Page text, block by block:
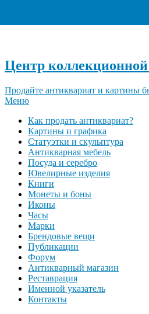
Центр
Продайте антиквариат и картины
Меню
Как продать антиквариат?
Картины и графика
Статуэтки и скульптура
Антикварная мебель
Посуда и серебро
Ювелирные изделия
Книги
Монеты и боны
Иконы
Часы
Марки
Брендовые вещи
Публикации
Форум
Антикварный магазин
Реставрация
Именной указатель
Контакты